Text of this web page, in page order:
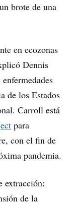
brote de una
en ecozonas
Dennis
de los Estados
Carroll está
para
con el fin de
pandemia.
extracción:
de la